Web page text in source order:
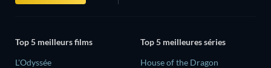
Top 5 meilleurs films
L'Odyssée
Top 5 meilleures séries
House of the Dragon